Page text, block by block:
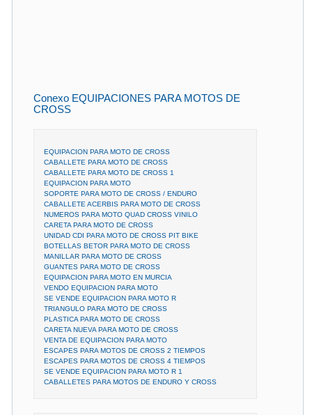
Conexo EQUIPACIONES PARA MOTOS DE
CROSS
EQUIPACION PARA MOTO DE CROSS
CABALLETE PARA MOTO DE CROSS
CABALLETE PARA MOTO DE CROSS 1
EQUIPACION PARA MOTO
SOPORTE PARA MOTO DE CROSS / ENDURO
CABALLETE ACERBIS PARA MOTO DE CROSS
NUMEROS PARA MOTO QUAD CROSS VINILO
CARETA PARA MOTO DE CROSS
UNIDAD CDI PARA MOTO DE CROSS PIT BIKE
BOTELLAS BETOR PARA MOTO DE CROSS
MANILLAR PARA MOTO DE CROSS
GUANTES PARA MOTO DE CROSS
EQUIPACION PARA MOTO EN MURCIA
VENDO EQUIPACION PARA MOTO
SE VENDE EQUIPACION PARA MOTO R
TRIANGULO PARA MOTO DE CROSS
PLASTICA PARA MOTO DE CROSS
CARETA NUEVA PARA MOTO DE CROSS
VENTA DE EQUIPACION PARA MOTO
ESCAPES PARA MOTOS DE CROSS 2 TIEMPOS
ESCAPES PARA MOTOS DE CROSS 4 TIEMPOS
SE VENDE EQUIPACION PARA MOTO R 1
CABALLETES PARA MOTOS DE ENDURO Y CROSS